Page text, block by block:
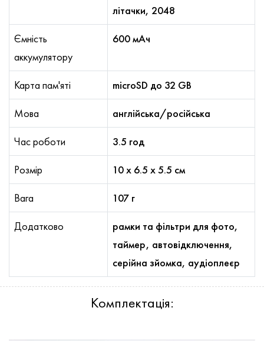
літачки, 2048
Ємність
аккумулятору
600 мАч
Карта пам'яті microSD до 32 GB
Мова англійська/російська
Час роботи 3.5 год
Розмір 10 х 6.5 х 5.5 см
Вага 107 г
Додатково
рамки та фільтри для фото,
таймер, автовідключення,
серійна зйомка, аудіоплеєр
Комплектація: